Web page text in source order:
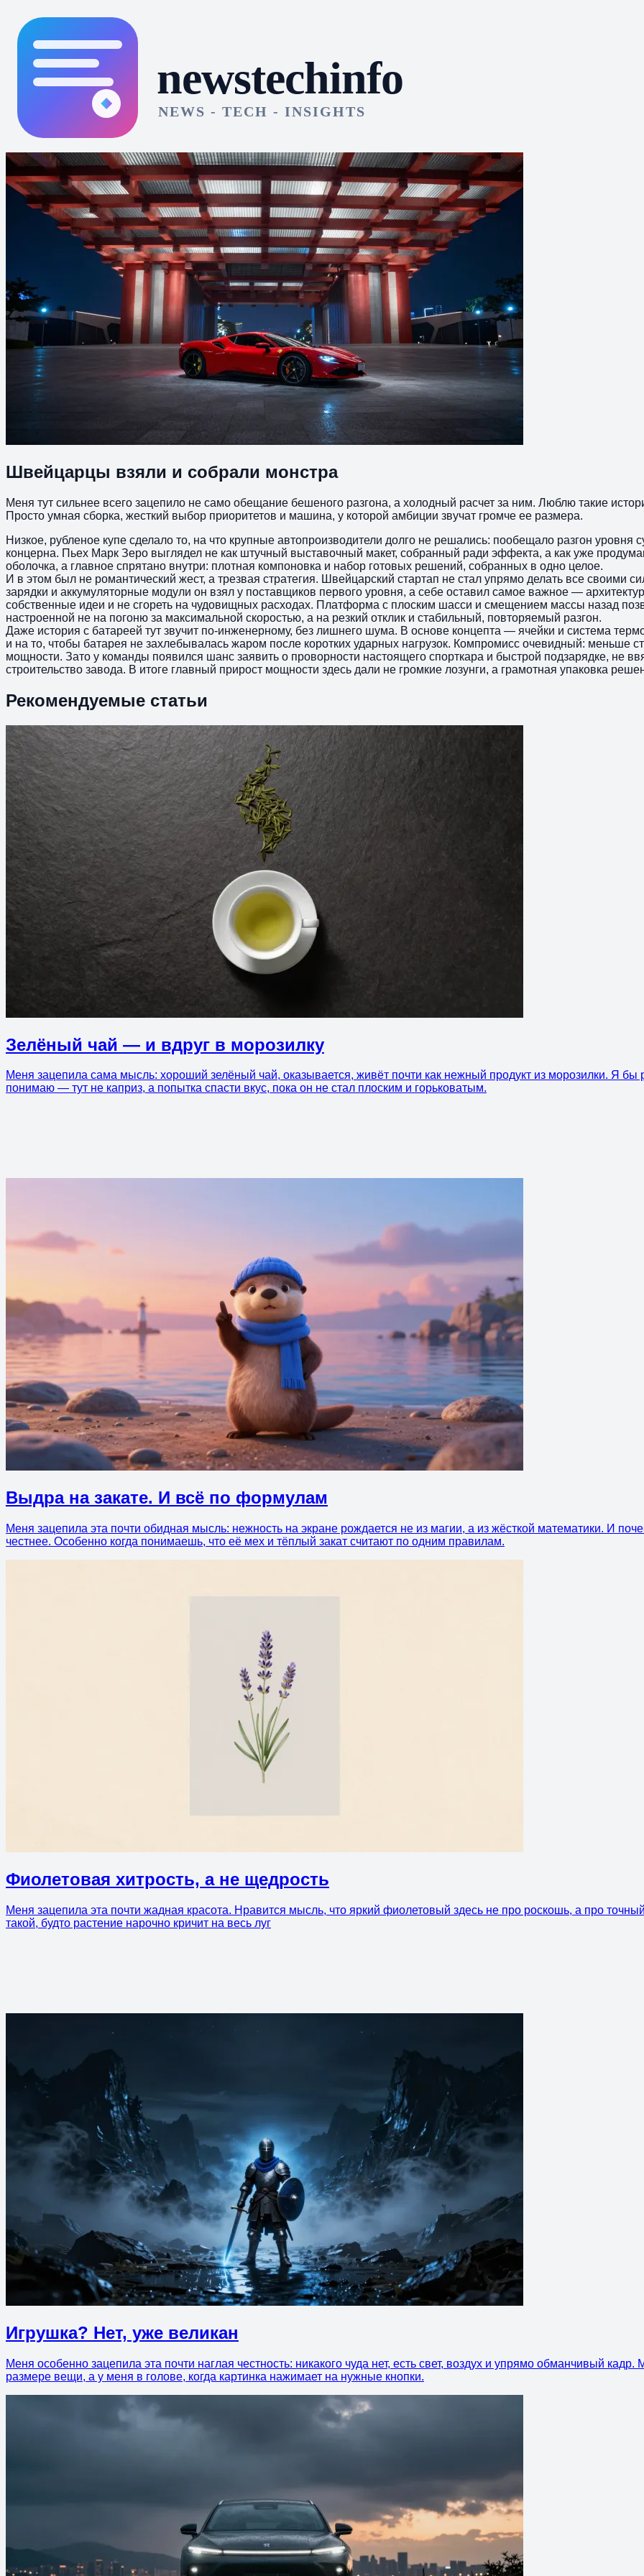
Швейцарцы взяли и собрали монстра
Меня тут сильнее всего зацепило не само обещание бешеного разгона, а холодный расчет за ним. Люблю такие
Просто умная сборка, жесткий выбор приоритетов и машина, у которой амбиции звучат громче ее размера.
Низкое, рубленое купе сделало то, на что крупные автопроизводители долго не решались: пообещало разгон уровня
концерна. Пьех Марк Зеро выглядел не как штучный выставочный макет, собранный ради эффекта, а как уже
оболочка, а главное спрятано внутри: плотная компоновка и набор готовых решений, собранных в одно целое.
И в этом был не романтический жест, а трезвая стратегия. Швейцарский стартап не стал упрямо делать все своими
зарядки и аккумуляторные модули он взял у поставщиков первого уровня, а себе оставил самое важное —
собственные идеи и не сгореть на чудовищных расходах. Платформа с плоским шасси и смещением массы назад
настроенной не на погоню за максимальной скоростью, а на резкий отклик и стабильный, повторяемый разгон.
Даже история с батареей тут звучит по-инженерному, без лишнего шума. В основе концепта — ячейки и система
и на то, чтобы батарея не захлебывалась жаром после коротких ударных нагрузок. Компромисс очевидный: меньше
мощности. Зато у команды появился шанс заявить о проворности настоящего спорткара и быстрой подзарядке, не
строительство завода. В итоге главный прирост мощности здесь дали не громкие лозунги, а грамотная упаковка
Рекомендуемые статьи
Зелёный чай — и вдруг в морозилку
Меня зацепила сама мысль: хороший зелёный чай, оказывается, живёт почти как нежный продукт из морозилки. Я
понимаю — тут не каприз, а попытка спасти вкус, пока он не стал плоским и горьковатым.
Выдра на закате. И всё по формулам
Меня зацепила эта почти обидная мысль: нежность на экране рождается не из магии, а из жёсткой математики. И
честнее. Особенно когда понимаешь, что её мех и тёплый закат считают по одним правилам.
Фиолетовая хитрость, а не щедрость
Меня зацепила эта почти жадная красота. Нравится мысль, что яркий фиолетовый здесь не про роскошь, а про
такой, будто растение нарочно кричит на весь луг
Игрушка? Нет, уже великан
Меня особенно зацепила эта почти наглая честность: никакого чуда нет, есть свет, воздух и упрямо обманчивый
размере вещи, а у меня в голове, когда картинка нажимает на нужные кнопки.